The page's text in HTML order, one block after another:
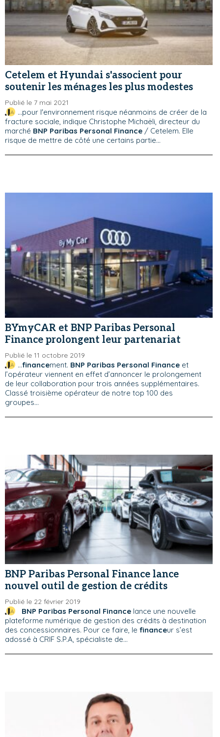
Cetelem et Hyundai s'associent pour
soutenir les ménages les plus modestes
Publié le 7 mai 2021
...pour l'environnement risque néanmoins de créer de la
fracture sociale, indique Christophe Michaëli, directeur du
marché BNP Paribas Personal Finance / Cetelem. Elle
risque de mettre de côté une certains partie...
BYmyCAR et BNP Paribas Personal
Finance prolongent leur partenariat
Publié le 11 octobre 2019
...financement. BNP Paribas Personal Financeet
l’opérateur viennent en effet d’annoncer le prolongement
de leur collaboration pour trois années supplémentaires.
Classé troisième opérateur de notre top 100 des
groupes...
BNP Paribas Personal Finance lance
nouvel outil de gestion de crédits
Publié le 22 février 2019
BNP Paribas Personal Financelance une nouvelle
plateforme numérique de gestion des crédits à destination
des concessionnaires. Pour ce faire, le financeur s’est
adossé à CRIF S.P.A, spécialiste de...